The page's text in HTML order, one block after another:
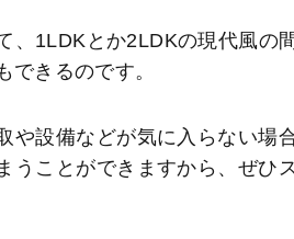
、1LDKとか2LDKの現代風の
できるのです。
や設備などが気に入らない場
うことができますから、ぜひ